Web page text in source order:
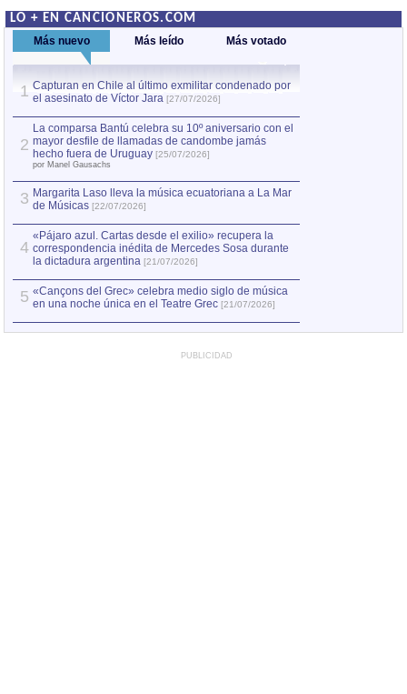
LO + EN CANCIONEROS.COM
Más nuevo Más leído Más votado
1 Capturan en Chile al último exmilitar condenado por
el asesinato de Víctor Jara [27/07/2026]
2
La comparsa Bantú celebra su 10º aniversario con el
mayor desfile de llamadas de candombe jamás
hecho fuera de Uruguay [25/07/2026]
por Manel Gausachs
3 Margarita Laso lleva la música ecuatoriana a La Mar
de Músicas [22/07/2026]
4
«Pájaro azul. Cartas desde el exilio» recupera la
correspondencia inédita de Mercedes Sosa durante
la dictadura argentina [21/07/2026]
5 «Cançons del Grec» celebra medio siglo de música
en una noche única en el Teatre Grec [21/07/2026]
PUBLICIDAD